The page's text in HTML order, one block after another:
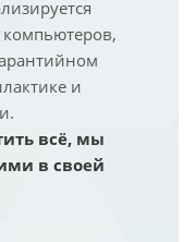
и
всё, мы
в своей